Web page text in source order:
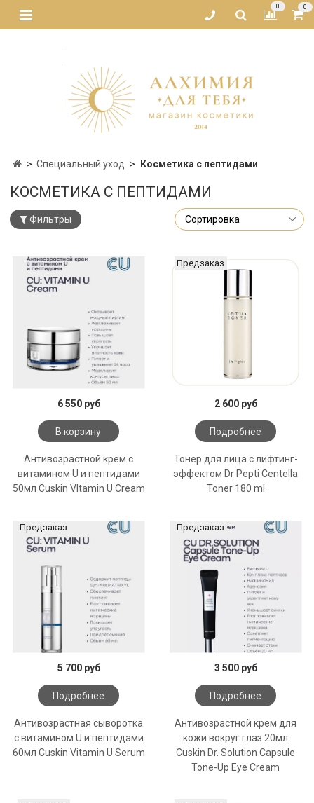
0 0
Специальный уход Косметика с пептидами
КОСМЕТИКА С ПЕПТИДАМИ
Фильтры
6 550 руб
В корзину
Антивозрастной крем с
витамином U и пептидами
50мл Cuskin VItamin U Cream
Предзаказ
2 600 руб
Подробнее
Тонер для лица с лифтинг-
эффектом Dr Pepti Centella
Toner 180 ml
Предзаказ
5 700 руб
Подробнее
Антивозрастная сыворотка
с витамином U и пептидами
60мл Cuskin Vitamin U Serum
Предзаказ
3 500 руб
Подробнее
Антивозрастной крем для
кожи вокруг глаз 20мл
Cuskin Dr. Solution Capsule
Tone-Up Eye Cream